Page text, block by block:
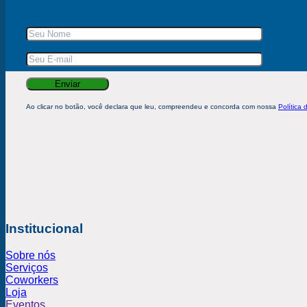
Ao clicar no botão, você declara que leu, compreendeu e concorda com nossa Política
Institucional
Sobre nós
Serviços
Coworkers
Loja
Eventos